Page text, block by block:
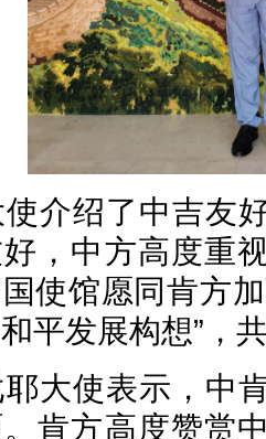
介绍了中吉友
，中方高度重
使馆愿同肯方
平发展构想”，
耶大使表示，中
肯方高度赞赏